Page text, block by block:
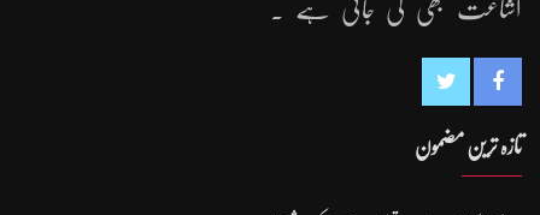
اشاعت بھی کی جاتی ہے ۔
تازہ ترین مضمون